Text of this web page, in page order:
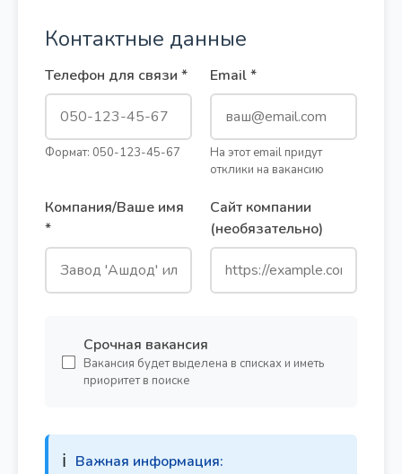
Контактные данные
Телефон для связи *
Формат: 050-123-45-67
Email *
На этот email придут
отклики на вакансию
Компания/Ваше имя
*
Сайт компании
(необязательно)
Срочная вакансия
Вакансия будет выделена в списках и иметь
приоритет в поиске
ℹ️ Важная информация: